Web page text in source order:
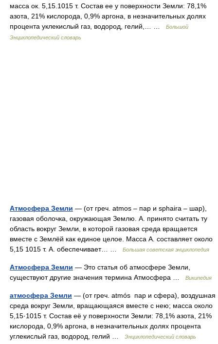
масса ок. 5,15.1015 т. Состав ее у поверхности Земли: 78,1%
азота, 21% кислорода, 0,9% аргона, в незначительных долях
процента уклекислый газ, водород, гелий,… …
Большой
Энциклопедический словарь
Атмосфера Земли — (от греч. atmos ‒ пар и sphaira ‒ шар),
газовая оболочка, окружающая Землю. А. принято считать ту
область вокруг Земли, в которой газовая среда вращается
вместе с Землёй как единое целое. Масса А. составляет около
5,15 1015 т. А. обеспечивает… …
Большая советская энциклопедия
Атмосфера Земли — Это статья об атмосфере Земли,
существуют другие значения термина Атмосфера …
Википедия
атмосфера Земли — (от греч. atmós пар и сфера), воздушная
среда вокруг Земли, вращающаяся вместе с нею; масса около
5,15·1015 т. Состав её у поверхности Земли: 78,1% азота, 21%
кислорода, 0,9% аргона, в незначительных долях процента
углекислый газ, водород, гелий …
Энциклопедический словарь